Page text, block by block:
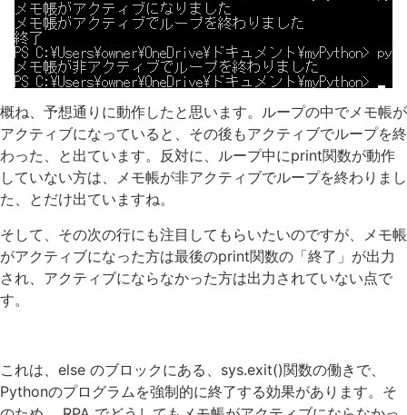
概ね、予想通りに動作したと思います。ループの中でメモ帳が
アクティブになっていると、その後もアクティブでループを終
わった、と出ています。反対に、ループ中にprint関数が動作
していない方は、メモ帳が非アクティブでループを終わりまし
た、とだけ出ていますね。
そして、その次の行にも注目してもらいたいのですが、メモ帳
がアクティブになった方は最後のprint関数の「終了」が出力
され、アクティブにならなかった方は出力されていない点で
す。
これは、else のブロックにある、sys.exit()関数の働きで、
Pythonのプログラムを強制的に終了する効果があります。そ